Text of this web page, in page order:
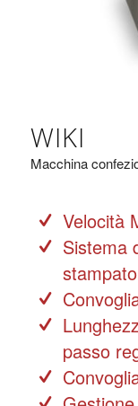
WIKI
Macchina
Velocità
Sistema
passo